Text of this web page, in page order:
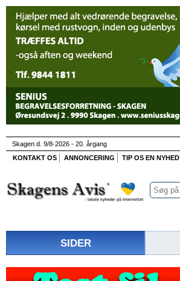
Skagen d. 9/8-2026 - 20. årgang
KONTAKT OS
ANNONCERING TIP OS EN NYHED
SIDER